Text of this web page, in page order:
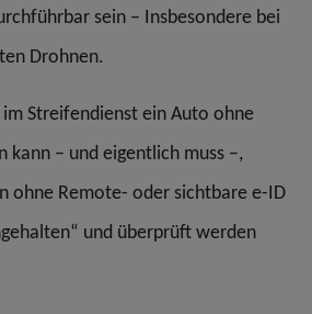
sein – Insbesondere bei
Drohnen.
Streifendienst ein Auto ohne
kann – und eigentlich muss –,
ohne Remote- oder sichtbare e-ID
und überprüft werden